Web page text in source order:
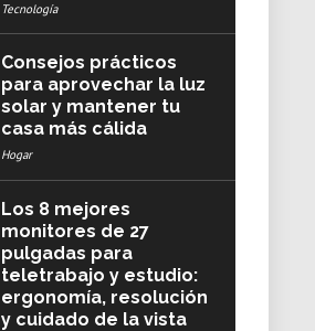
Tecnología
Consejos prácticos
para aprovechar la luz
solar y mantener tu
casa más cálida
Hogar
Los 8 mejores
monitores de 27
pulgadas para
teletrabajo y estudio:
ergonomía, resolución
y cuidado de la vista